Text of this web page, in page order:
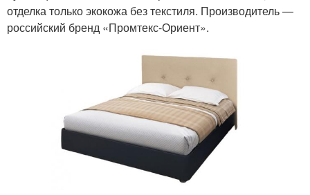
отделка только экокожа без текстиля. Производитель —
российский бренд «Промтекс-Ориент».